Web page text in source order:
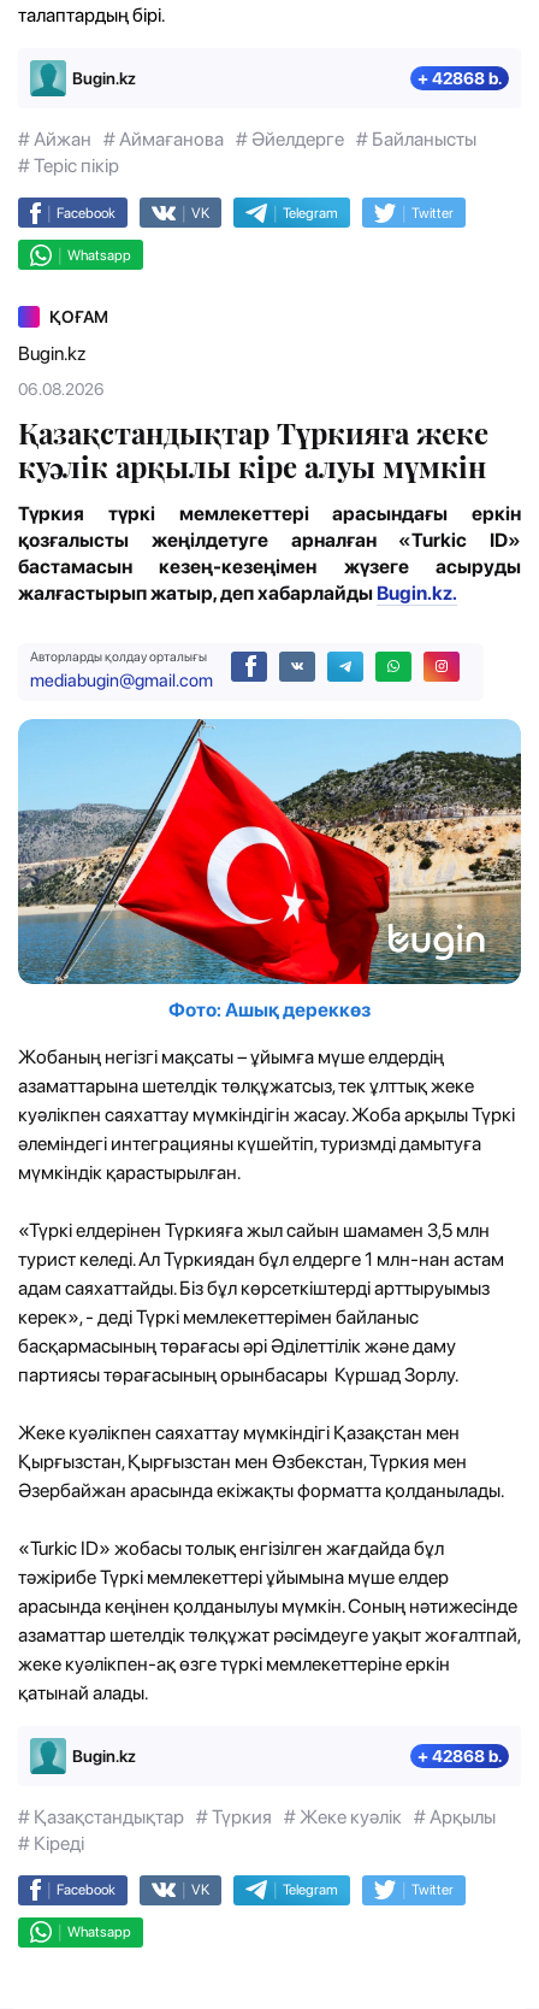
талаптардың бірі.
Bugin.kz + 42868 b.
# Айжан # Аймағанова # Әйелдерге # Байланысты
# Теріс пікір
| Facebook | VK | Telegram | Twitter
| Whatsapp
ҚОҒАМ
Bugin.kz
06.08.2026
Қазақстандықтар Түркияға жеке
куәлік арқылы кіре алуы мүмкін
Түркия түркі мемлекеттері арасындағы еркін
қозғалысты жеңілдетуге арналған «Turkic ID»
бастамасын кезең-кезеңімен жүзеге асыруды
жалғастырып жатыр, деп хабарлайды Bugin.kz.
Авторларды қолдау орталығы
mediabugin@gmail.com
Фото: Ашық дереккөз
Жобаның негізгі мақсаты – ұйымға мүше елдердің
азаматтарына шетелдік төлқұжатсыз, тек ұлттық жеке
куәлікпен саяхаттау мүмкіндігін жасау. Жоба арқылы Түркі
әлеміндегі интеграцияны күшейтіп, туризмді дамытуға
мүмкіндік қарастырылған.
«Түркі елдерінен Түркияға жыл сайын шамамен 3,5 млн
турист келеді. Ал Түркиядан бұл елдерге 1 млн-нан астам
адам саяхаттайды. Біз бұл көрсеткіштерді арттыруымыз
керек», - деді Түркі мемлекеттерімен байланыс
басқармасының төрағасы әрі Әділеттілік және даму
партиясы төрағасының орынбасары Күршад Зорлу.
Жеке куәлікпен саяхаттау мүмкіндігі Қазақстан мен
Қырғызстан, Қырғызстан мен Өзбекстан, Түркия мен
Әзербайжан арасында екіжақты форматта қолданылады.
«Turkic ID» жобасы толық енгізілген жағдайда бұл
тәжірибе Түркі мемлекеттері ұйымына мүше елдер
арасында кеңінен қолданылуы мүмкін. Соның нәтижесінде
азаматтар шетелдік төлқұжат рәсімдеуге уақыт жоғалтпай,
жеке куәлікпен-ақ өзге түркі мемлекеттеріне еркін
қатынай алады.
Bugin.kz + 42868 b.
# Қазақстандықтар # Түркия # Жеке куәлік # Арқылы
# Кіреді
| Facebook | VK | Telegram | Twitter
| Whatsapp